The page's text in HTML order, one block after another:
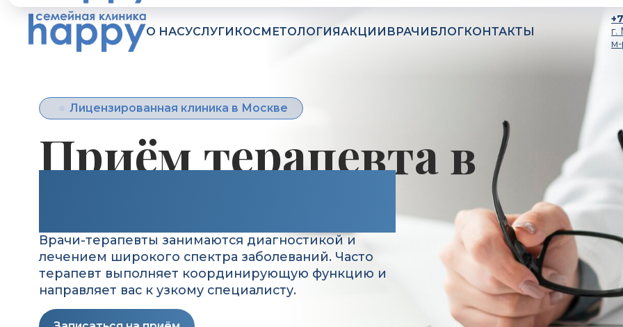
О НАСУСЛУГИ КОСМЕТОЛОГИЯАКЦИИ ВРАЧИ БЛОГКОНТАКТЫ
г.
Приём терапевта в
клинике Happy
терапевт выполняет координирующую функцию и
направляет вас к узкому специалисту.
Записаться на приём
Лицензированная клиника в Москве